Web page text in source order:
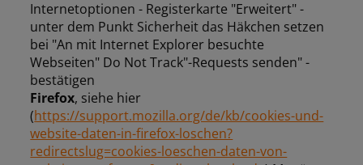
Internetoptionen - Registerkarte "Erweitert" -
unter dem Punkt Sicherheit das Häkchen setzen
bei "An mit Internet Explorer besuchte
Webseiten" Do Not Track"-Requests senden" -
bestätigen
Firefox, siehe hier
(https://support.mozilla.org/de/kb/cookies-und-
website-daten-in-firefox-loschen?
redirectslug=cookies-loeschen-daten-von-